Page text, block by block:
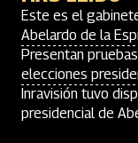
Este es el
Abelardo de la
Presentan
elecciones
Inravisión tuvo
presidencial de